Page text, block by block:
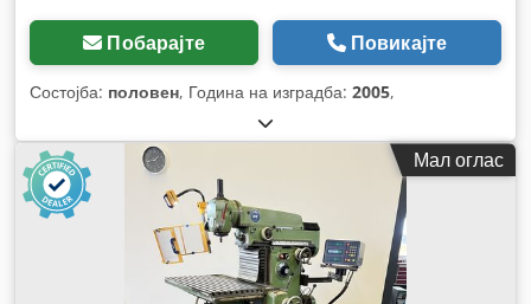
Побарајте Повикајте
Состојба: половен, Година на изградба: 2005,
Мал оглас